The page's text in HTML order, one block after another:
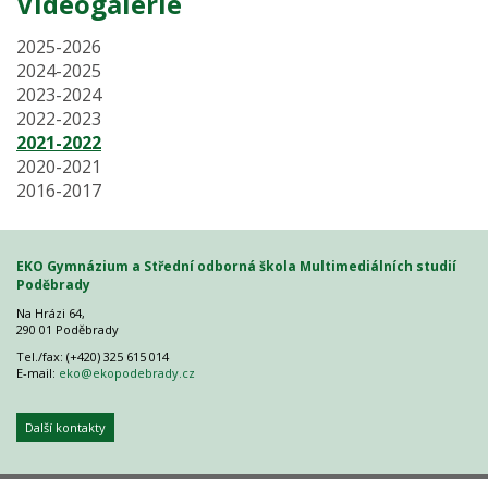
2025-2026
2024-2025
2023-2024
2022-2023
2021-2022
2020-2021
2016-2017
EKO Gymnázium a Střední odborná škola Multimediálních studií
Poděbrady
Na Hrázi 64,
290 01 Poděbrady
Tel./fax: (+420) 325 615 014
E-mail: eko@ekopodebrady.cz
Další kontakty